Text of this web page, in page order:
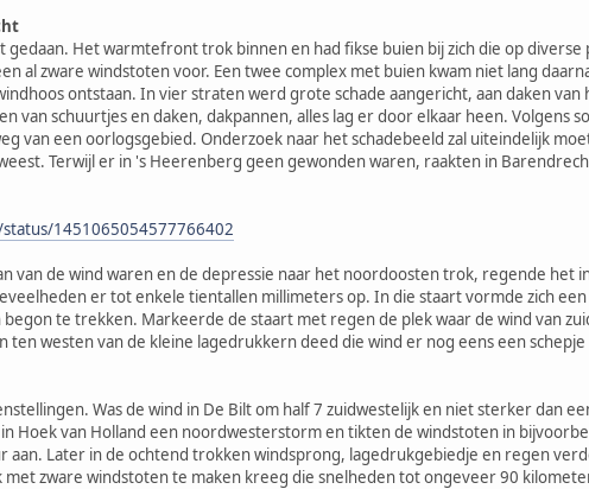
gedaan. Het warmtefront trok binnen en had fikse buien bij zich die op
al zware windstoten voor. Een twee complex met buien kwam niet lang
ontstaan. In vier straten werd grote schade aangericht, aan daken van
van schuurtjes en daken, dakpannen, alles lag er door elkaar heen. Volgens
van een oorlogsgebied. Onderzoek naar het schadebeeld zal uiteindelijk
Terwijl er in 's Heerenberg geen gewonden waren, raakten in
1451065054577766402
van de wind waren en de depressie naar het noordoosten trok, regende het
er tot enkele tientallen millimeters op. In die staart vormde zich
te trekken. Markeerde de staart met regen de plek waar de wind van
ten westen van de kleine lagedrukkern deed die wind er nog eens een
Was de wind in De Bilt om half 7 zuidwestelijk en niet sterker dan
Hoek van Holland een noordwesterstorm en tikten de windstoten in
Later in de ochtend trokken windsprong, lagedrukgebiedje en regen
zware windstoten te maken kreeg die snelheden tot ongeveer 90